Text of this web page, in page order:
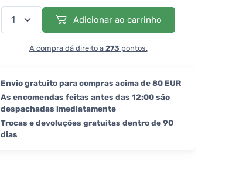
Adicionar ao carrinho
A compra dá direito a 273 pontos.
Envio gratuito para compras acima de 80 EUR
As encomendas feitas antes das 12:00 são
despachadas imediatamente
Trocas e devoluções gratuitas dentro de 90
dias